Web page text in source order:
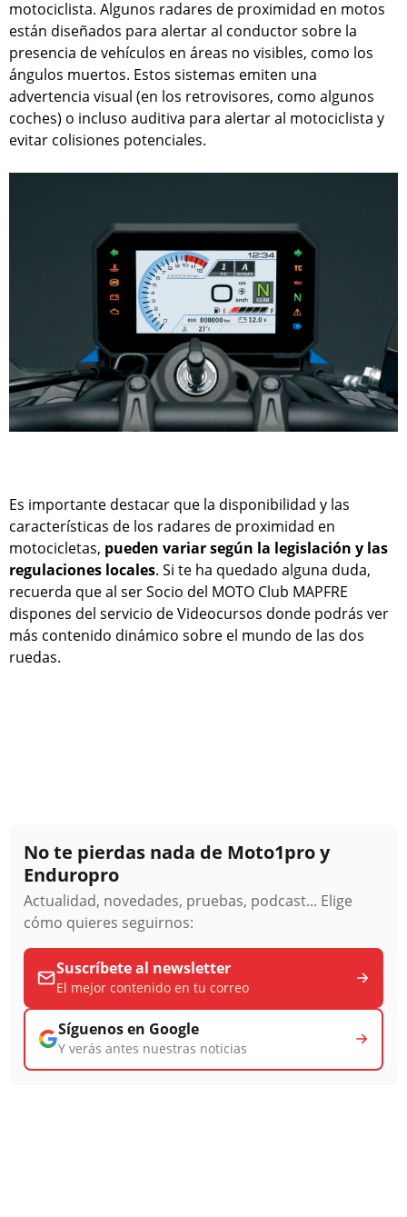
motociclista. Algunos radares de proximidad en motos
están diseñados para alertar al conductor sobre la
presencia de vehículos en áreas no visibles, como los
ángulos muertos. Estos sistemas emiten una
advertencia visual (en los retrovisores, como algunos
coches) o incluso auditiva para alertar al motociclista y
evitar colisiones potenciales.
Es importante destacar que la disponibilidad y las
características de los radares de proximidad en
motocicletas, pueden variar según la legislación y las
regulaciones locales. Si te ha quedado alguna duda,
recuerda que al ser Socio del MOTO Club MAPFRE
dispones del servicio de Videocursos donde podrás ver
más contenido dinámico sobre el mundo de las dos
ruedas.
No te pierdas nada de Moto1pro y
Enduropro
Actualidad, novedades, pruebas, podcast... Elige
cómo quieres seguirnos:
Suscríbete al newsletter
El mejor contenido en tu correo
Síguenos en Google
Y verás antes nuestras noticias